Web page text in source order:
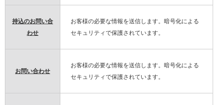
持込のお問い合
わせ
お客様の必要な情報を送信します。暗号化による
セキュリティで保護されています。
お問い合わせ
お客様の必要な情報を送信します。暗号化による
セキュリティで保護されています。